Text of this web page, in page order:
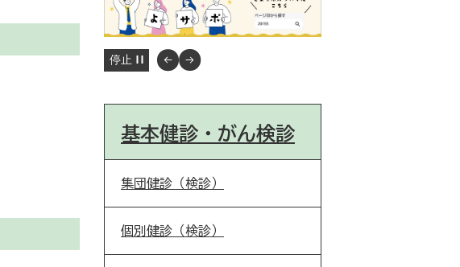
停止
基本健診・がん検診
集団健診（検診）
個別健診（検診）